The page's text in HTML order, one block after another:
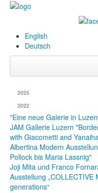
English
Deutsch
Bilder
& Projekte
2025
2022
"Eine neue Galerie in
JAM Gallerie Luzern
with Giacometti and
Albertina Modern
Pollock bis Maria Lassnig"
Joji Mita und Franco
Ausstellung „COLLECTIVE
generations“